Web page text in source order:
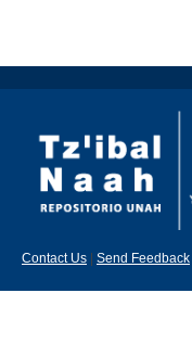
Contact Us Send Feedback